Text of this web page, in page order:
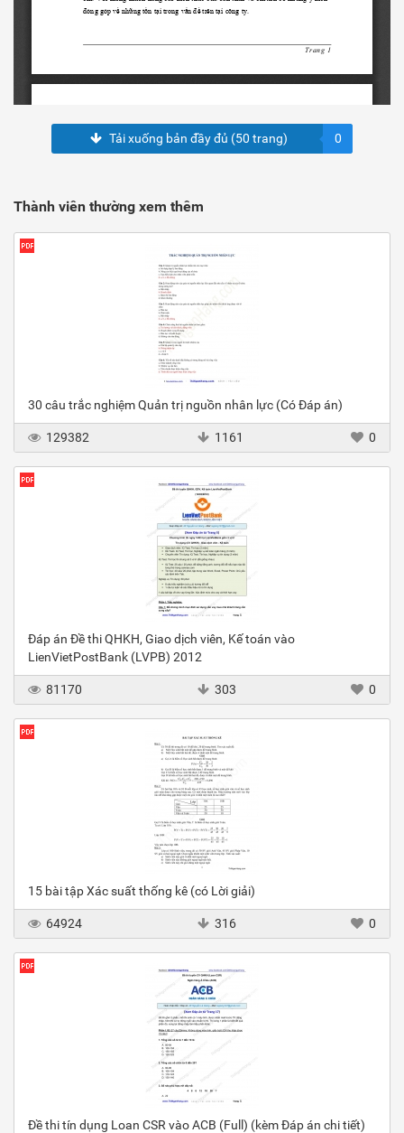
Tải xuống bản đầy đủ (50 trang) 0
Thành viên thường xem thêm
30 câu trắc nghiệm Quản trị nguồn nhân lực (Có Đáp án)
129382 1161 0
Đáp án Đề thi QHKH, Giao dịch viên, Kế toán vào
LienVietPostBank (LVPB) 2012
81170 303 0
15 bài tập Xác suất thống kê (có Lời giải)
64924 316 0
Đề thi tín dụng Loan CSR vào ACB (Full) (kèm Đáp án chi tiết)